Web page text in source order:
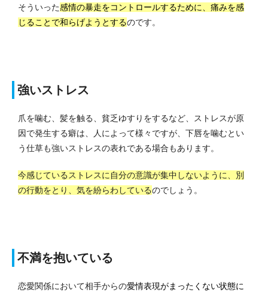
そういった感情の暴走をコントロールするために、痛みを感
じることで和らげようとするのです。
強いストレス
爪を噛む、髪を触る、貧乏ゆすりをするなど、ストレスが原
因で発生する癖は、人によって様々ですが、下唇を噛むとい
う仕草も強いストレスの表れである場合もあります。
今感じているストレスに自分の意識が集中しないように、別
の行動をとり、気を紛らわしているのでしょう。
不満を抱いている
恋愛関係において相手からの愛情表現がまったくない状態に